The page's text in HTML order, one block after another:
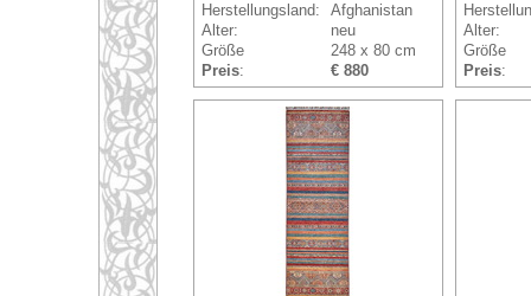
Herstellungsland:
Afghanistan
Alter:
neu
Größe
248 x 80 cm
Preis: € 880
Alter:
Größe
Preis: